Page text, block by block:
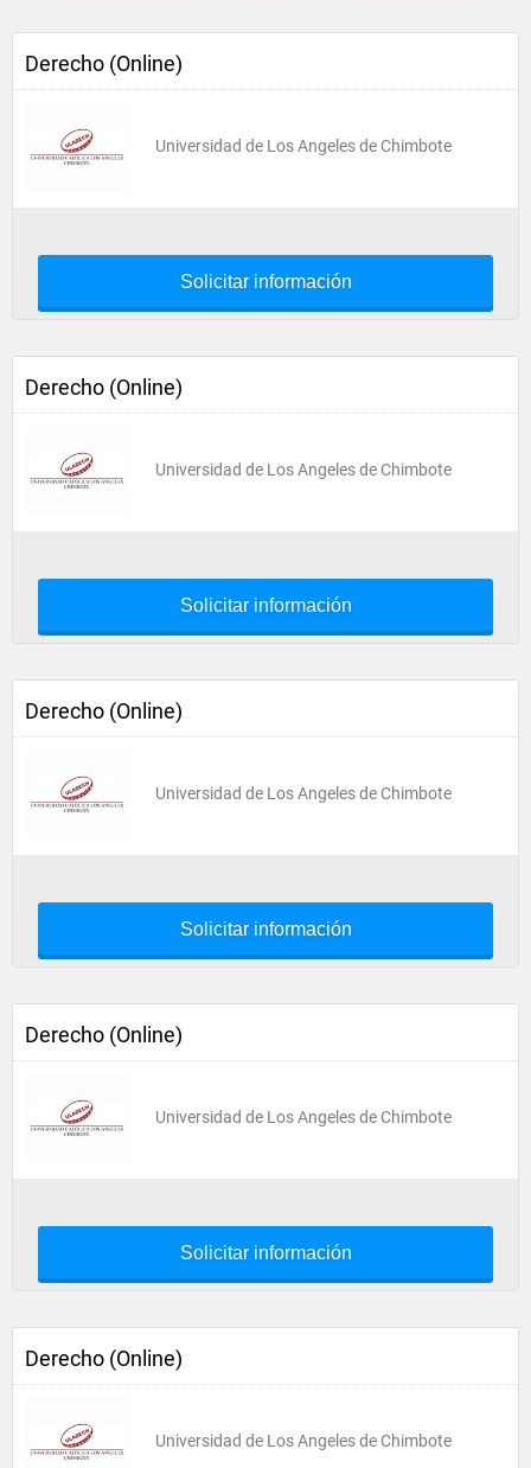
Derecho (Online)
Universidad de Los Angeles de Chimbote
Solicitar información
Derecho (Online)
Universidad de Los Angeles de Chimbote
Solicitar información
Derecho (Online)
Universidad de Los Angeles de Chimbote
Solicitar información
Derecho (Online)
Universidad de Los Angeles de Chimbote
Solicitar información
Derecho (Online)
Universidad de Los Angeles de Chimbote